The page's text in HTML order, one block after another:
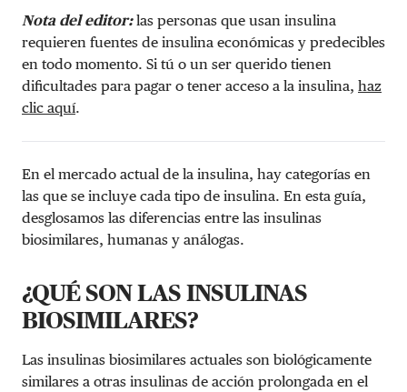
Nota del editor:las personas que usan insulina
requieren fuentes de insulina económicas y predecibles
en todo momento. Si tú o un ser querido tienen
dificultades para pagar o tener acceso a la insulina, haz
clic aquí.
En el mercado actual de la insulina, hay categorías en
las que se incluye cada tipo de insulina. En esta guía,
desglosamos las diferencias entre las insulinas
biosimilares, humanas y análogas.
¿QUÉ SON LAS INSULINAS
BIOSIMILARES?
Las insulinas biosimilares actuales son biológicamente
similares a otras insulinas de acción prolongada en el